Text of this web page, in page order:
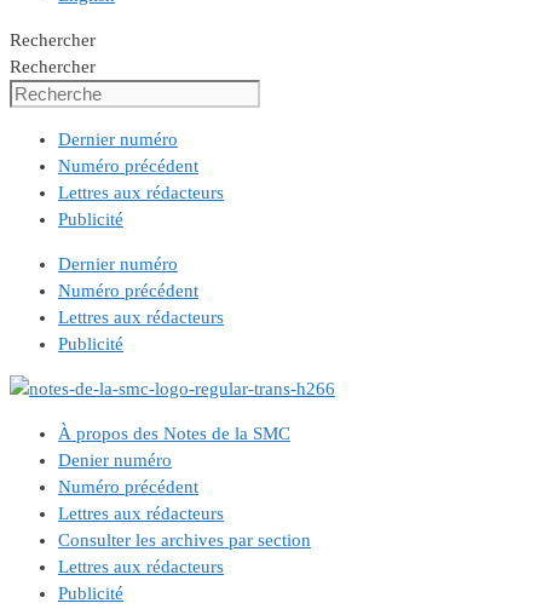
Rechercher
Rechercher
Dernier numéro
Numéro précédent
Lettres aux rédacteurs
Publicité
Dernier numéro
Numéro précédent
Lettres aux rédacteurs
Publicité
À propos des Notes de la SMC
Denier numéro
Numéro précédent
Lettres aux rédacteurs
Consulter les archives par section
Lettres aux rédacteurs
Publicité